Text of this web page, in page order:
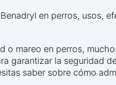
en perros, usos,
o mareo en perros,
garantizar la seguridad
saber sobre cómo